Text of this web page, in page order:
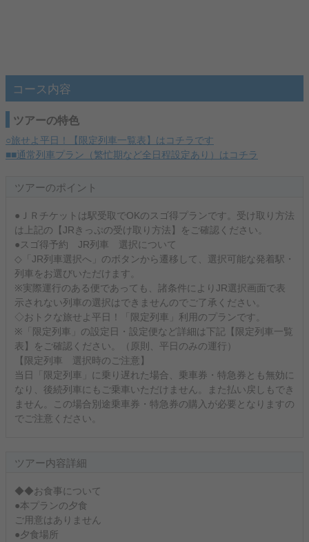
コース内容
ツアーの特色
○旅せよ平日！【限定列車一覧表】はコチラです
■■通常列車プラン（繁忙期など全日程設定あり）はコチラ
ツアーのポイント
●ＪＲチケットは駅受取でOKのスゴ得プランです。受け取り方法
は上記の【JRきっぷの受け取り方法】をご確認ください。
●スゴ得予約 JR列車 選択について
◇「JR列車選択へ」のボタンから遷移して、選択可能な発着駅・
列車をお選びいただけます。
※実際運行のある便であっても、諸条件によりJR選択画面で表
示されない列車の選択はできませんのでご了承ください。
◇おトクな旅せよ平日！「限定列車」利用のプランです。
※「限定列車」の設定日・設定便など詳細は下記【限定列車一覧
表】をご確認ください。（原則、平日のみの運行）
【限定列車 選択時のご注意】
当日「限定列車」に乗り遅れた場合、乗車券・特急券とも無効に
なり、後続列車にもご乗車いただけません。また払い戻しもでき
ません。この場合別途乗車券・特急券の購入が必要となりますの
でご注意ください。
ツアー内容詳細
◆◆お食事について
●本プランの夕食
ご用意はありません
●夕食場所